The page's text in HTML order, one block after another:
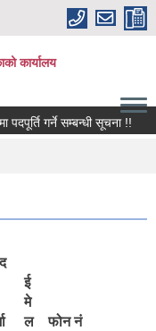
कार्यालय
गर्ने सम्बन्धी सूचना !!
ई
मे
ल
फोन नं